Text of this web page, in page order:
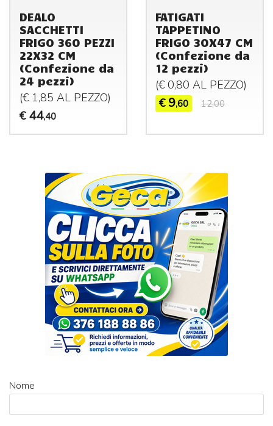
DEALO
SACCHETTI
FRIGO 360 PEZZI
22X32 CM
(Confezione da
24 pezzi)
(€ 1,85 AL PEZZO)
€ 44,40
FATIGATI
TAPPETINO
FRIGO 30X47 CM
(Confezione da
12 pezzi)
(€ 0,80 AL PEZZO)
€ 9,60 12,00
Nome